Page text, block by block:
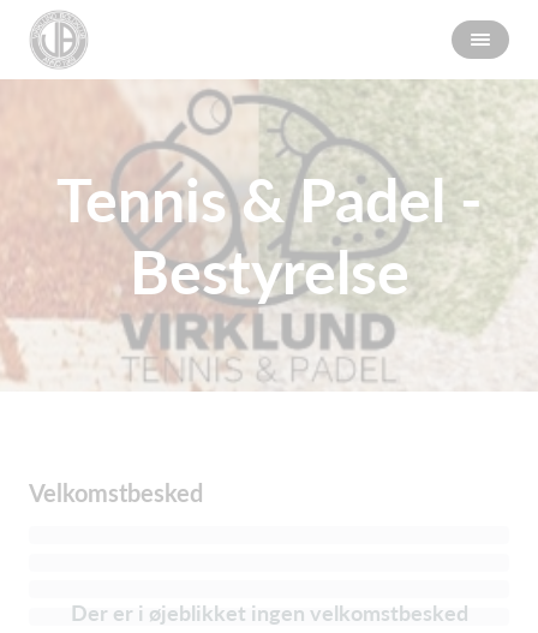
Tennis & Padel -
Bestyrelse
Velkomstbesked
Der er i øjeblikket ingen velkomstbesked